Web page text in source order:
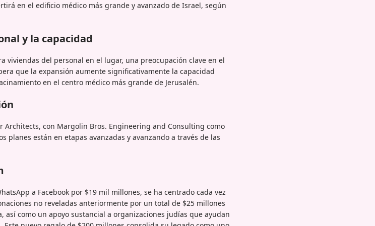
en el edificio médico más grande y avanzado de Israel, según
y la capacidad
viviendas del personal en el lugar, una preocupación clave en el
que la expansión aumente significativamente la capacidad
en el centro médico más grande de Jerusalén.
Architects, con Margolin Bros. Engineering and Consulting como
planes están en etapas avanzadas y avanzando a través de las
a Facebook por $19 mil millones, se ha centrado cada vez
no reveladas anteriormente por un total de $25 millones
así como un apoyo sustancial a organizaciones judías que ayudan